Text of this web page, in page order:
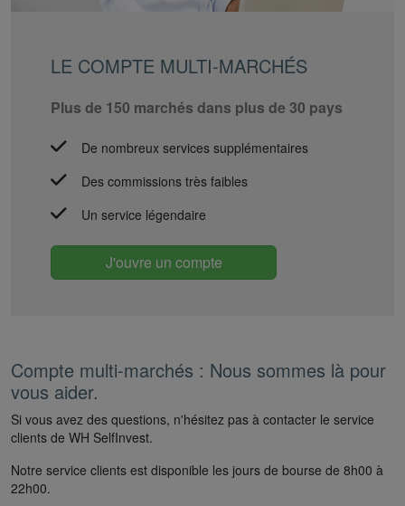
LE COMPTE MULTI-MARCHÉS
Plus de 150 marchés dans plus de 30 pays
De nombreux services supplémentaires
Des commissions très faibles
Un service légendaire
J'ouvre un compte
Compte multi-marchés : Nous sommes là pour
vous aider.
Si vous avez des questions, n'hésitez pas à contacter le service
clients de WH SelfInvest.
Notre service clients est disponible les jours de bourse de 8h00 à
22h00.